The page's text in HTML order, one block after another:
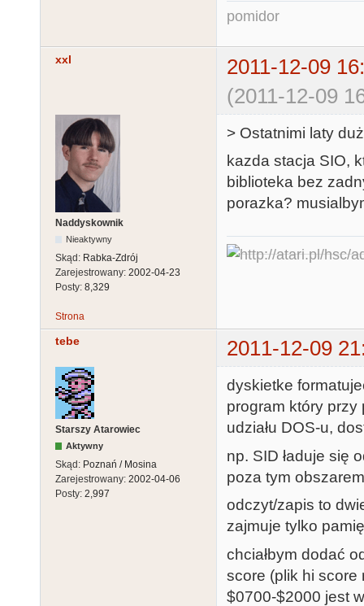
pomidor
xxl
2011-12-09
(2011-12-09
Naddyskownik
Nieaktywny
Skąd: Rabka-Zdrój
Zarejestrowany: 2002-04-23
Posty: 8,329
> Ostatnimi laty
kazda stacja SIO,
biblioteka bez
porazka?
Strona
tebe 2011-12-09
Starszy Atarowiec
Aktywny
Skąd: Poznań / Mosina
Zarejestrowany: 2002-04-06
Posty: 2,997
dyskietke
program który
udziału DOS-u,
np. SID ładuje się
poza tym
odczyt/zapis to
zajmuje tylko
chciałbym dodać
score (plik hi score
$0700-$2000 jest